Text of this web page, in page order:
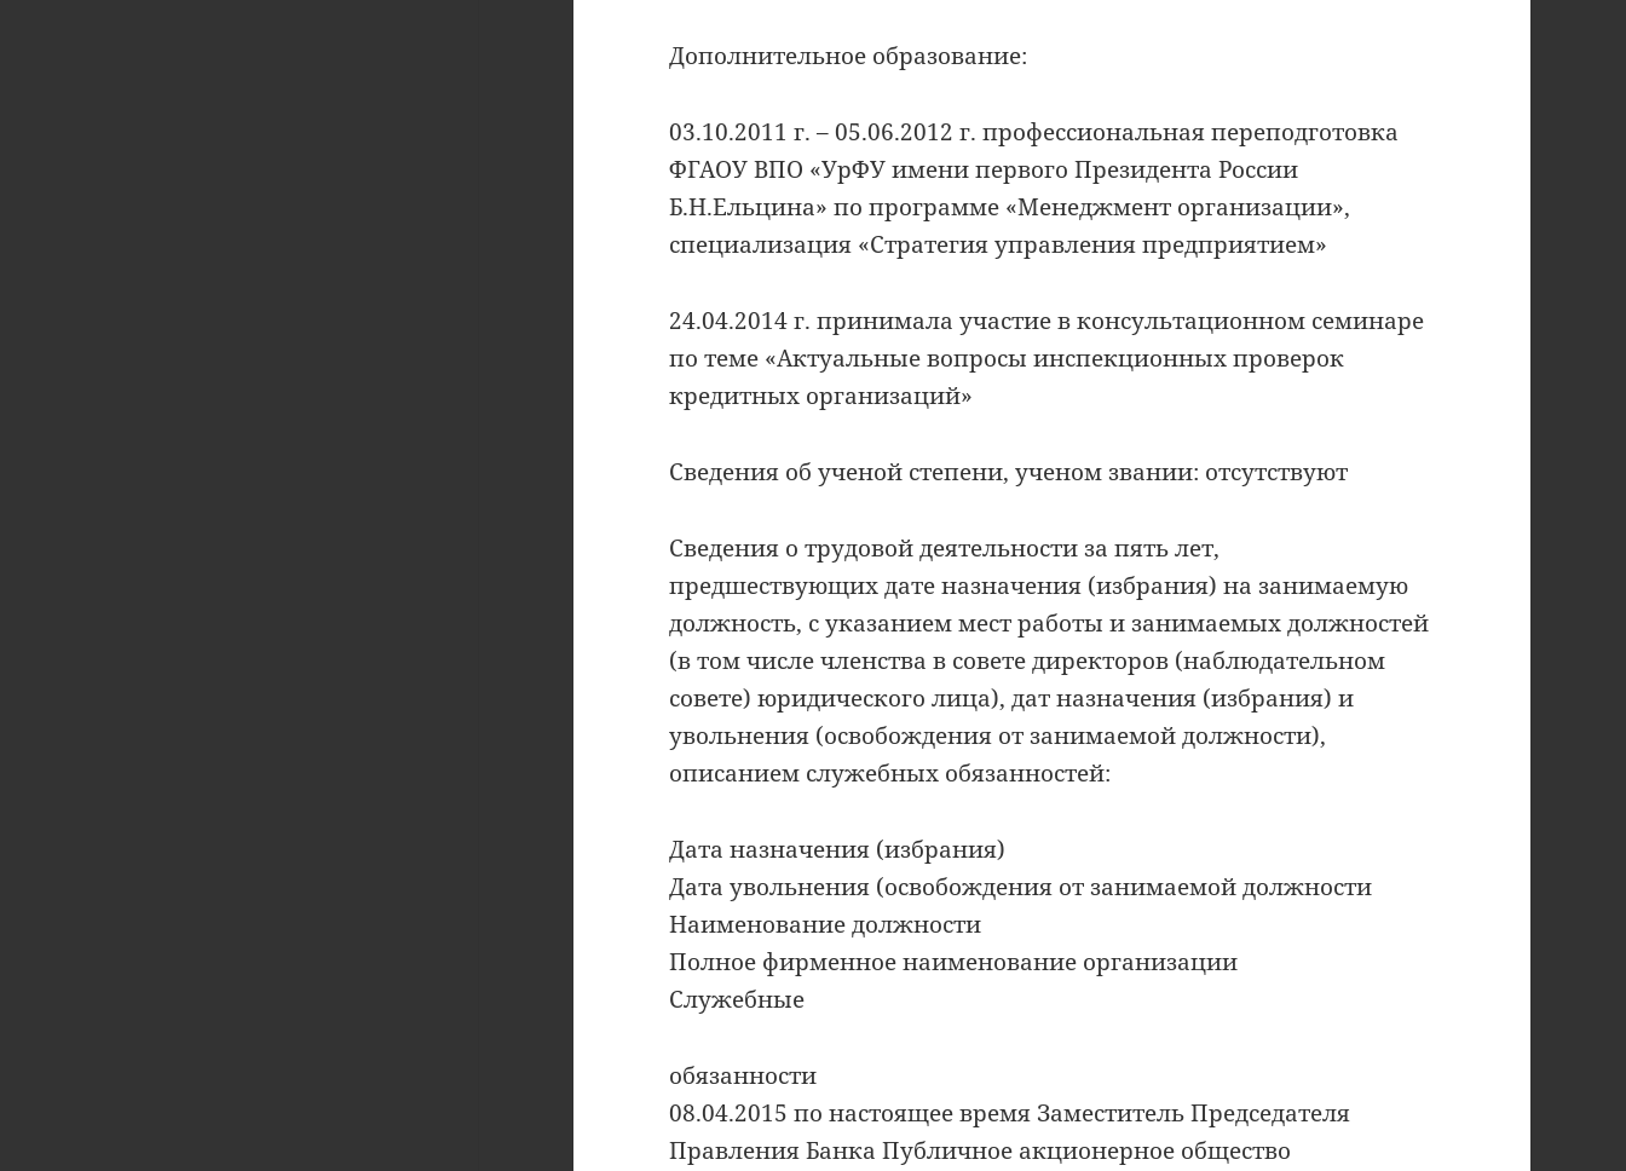
Дополнительное образование:
03.10.2011 г. – 05.06.2012 г. профессиональная переподготовка
ФГАОУ ВПО «УрФУ имени первого Президента России
Б.Н.Ельцина» по программе «Менеджмент организации»,
специализация «Стратегия управления предприятием»
24.04.2014 г. принимала участие в консультационном семинаре
по теме «Актуальные вопросы инспекционных проверок
кредитных организаций»
Сведения об ученой степени, ученом звании: отсутствуют
Сведения о трудовой деятельности за пять лет,
предшествующих дате назначения (избрания) на занимаемую
должность, с указанием мест работы и занимаемых должностей
(в том числе членства в совете директоров (наблюдательном
совете) юридического лица), дат назначения (избрания) и
увольнения (освобождения от занимаемой должности),
описанием служебных обязанностей:
Дата назначения (избрания)
Дата увольнения (освобождения от занимаемой должности
Наименование должности
Полное фирменное наименование организации
Служебные
обязанности
08.04.2015 по настоящее время Заместитель Председателя
Правления Банка Публичное акционерное общество